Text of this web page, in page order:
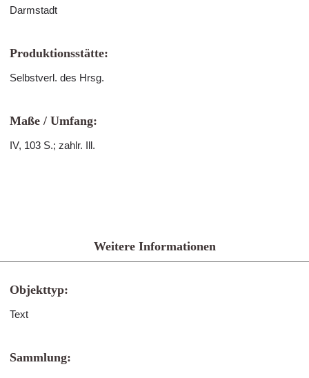
Darmstadt
Produktionsstätte:
Selbstverl. des Hrsg.
Maße / Umfang:
IV, 103 S.; zahlr. Ill.
Weitere Informationen
Objekttyp:
Text
Sammlung: